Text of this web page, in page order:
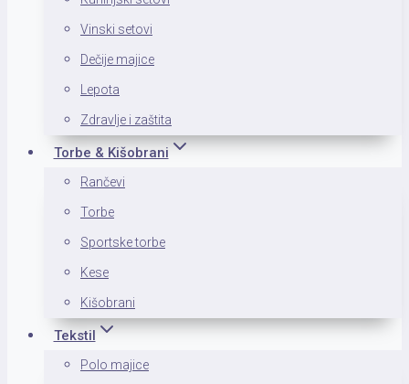
Vinski setovi
Dečije majice
Lepota
Zdravlje i zaštita
Torbe & Kišobrani
Rančevi
Torbe
Sportske torbe
Kese
Kišobrani
Tekstil
Polo majice